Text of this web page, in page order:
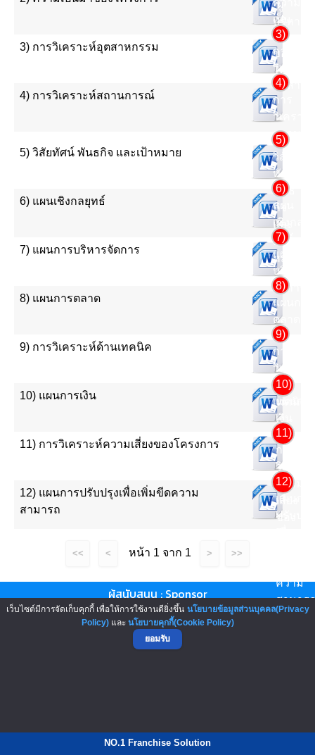
ผู้
บริหาร
เป็น
มา
ของ
โครงกา
3) การวิเคราะห์อุตสาหกรรม
3)
การ
วิเคราะ
อุตสาห
4) การวิเคราะห์สถานการณ์
4)
การ
วิเคราะ
สถานก
5) วิสัยทัศน์ พันธกิจ และเป้าหมาย
5)
วิสัย
ทัศน์
พันธ
กิจ
และ
เป้า
หมาย
6) แผนเชิงกลยุทธ์
6)
แผน
เชิงกล
ยุทธ์
7) แผนการบริหารจัดการ
7)
แผนการ
บริหาร
จัดการ
8) แผนการตลาด
8)
แผนการ
ตลาด
9) การวิเคราะห์ด้านเทคนิค
9)
การ
วิเคราะ
ด้าน
เทคนิค
10) แผนการเงิน
10)
แผนกา
เงิน
11) การวิเคราะห์ความเสี่ยงของโครงการ
11)
การ
วิเครา
ความ
เสี่ยง
ของ
12) แผนการปรับปรุงเพื่อเพิ่มขีดความ
สามารถ
12)
แผนกา
ปรับปรุง
ความ
สามาร
<< < หน้า 1 จาก 1 > >>
ผู้สนับสนุน : Sponsor
▲ GO TO TOP
NO.1 Franchise Solution
เว็บไซต์มีการจัดเก็บคุกกี้ เพื่อให้การใช้งานดียิ่งขึ้น นโยบายข้อมูลส่วนบุคคล(Privacy
Policy)และ นโยบายคุกกี้(Cookie Policy)
ยอมรับ